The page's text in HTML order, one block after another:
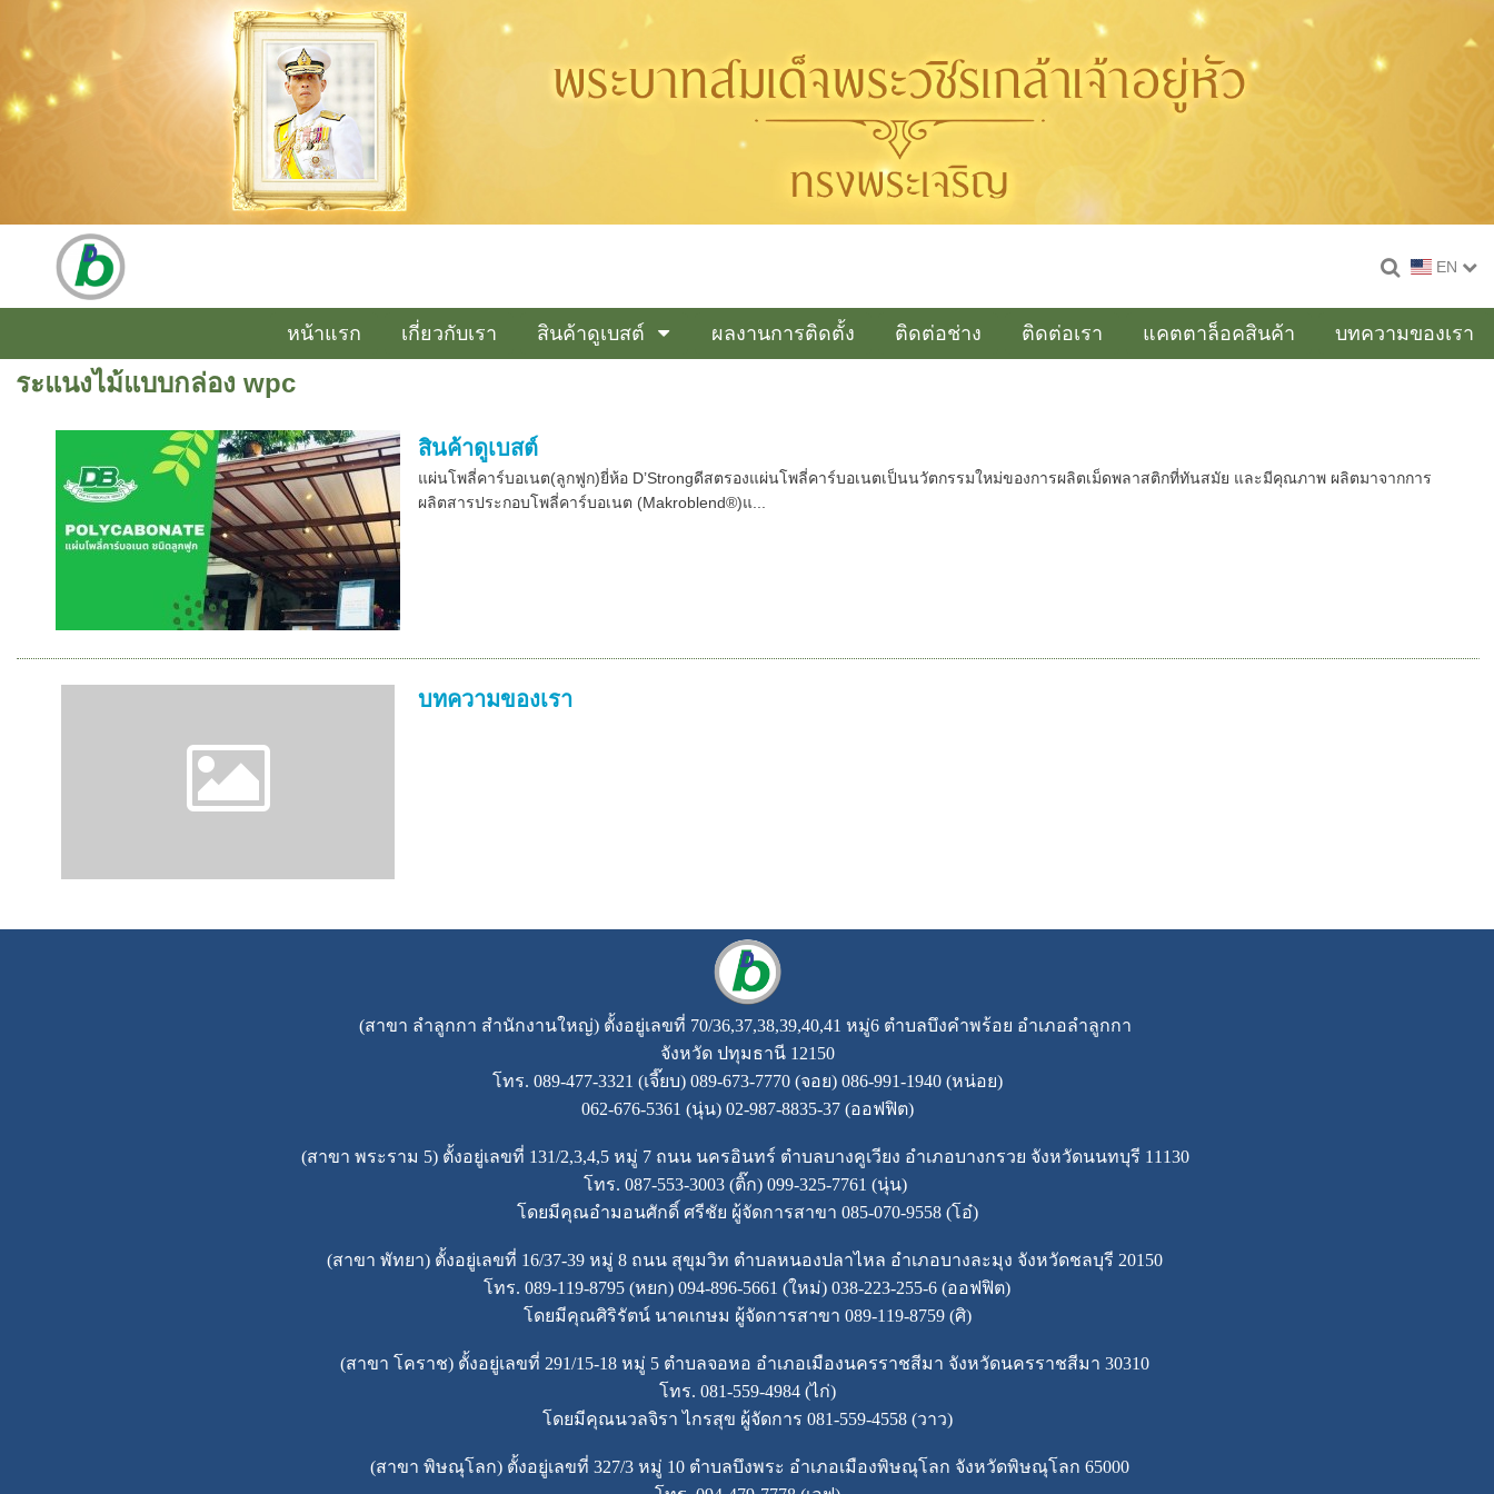
EN
หน้าแรก เกี่ยวกับเรา สินค้าดูเบสต์ ผลงานการติดตั้ง ติดต่อช่าง ติดต่อเรา แคตตาล็อคสินค้า บทความของเรา
ระแนงไม้แบบกล่อง wpc
สินค้าดูเบสต์
แผ่นโพลี่คาร์บอเนต(ลูกฟูก)ยี่ห้อ D’Strongดีสตรองแผ่นโพลี่คาร์บอเนตเป็นนวัตกรรมใหม่ของการผลิตเม็ดพลาสติกที่ทันสมัย และมีคุณภาพ ผลิตมาจากการ
ผลิตสารประกอบโพลี่คาร์บอเนต (Makroblend®)แ...
บทความของเรา
(สาขา ลำลูกกา สำนักงานใหญ่) ตั้งอยู่เลขที่ 70/36,37,38,39,40,41 หมู่6 ตำบลบึงคำพร้อย อำเภอลำลูกกา
จังหวัด ปทุมธานี 12150
โทร. 089-477-3321 (เจี๊ยบ) 089-673-7770 (จอย) 086-991-1940 (หน่อย)
062-676-5361 (นุ่น) 02-987-8835-37 (ออฟฟิต)
(สาขา พระราม 5) ตั้งอยู่เลขที่ 131/2,3,4,5 หมู่ 7 ถนน นครอินทร์ ตำบลบางคูเวียง อำเภอบางกรวย จังหวัดนนทบุรี 11130
โทร. 087-553-3003 (ติ๊ก) 099-325-7761 (นุ่น)
โดยมีคุณอำมอนศักดิ์ ศรีชัย ผู้จัดการสาขา 085-070-9558 (โอ๋)
(สาขา พัทยา) ตั้งอยู่เลขที่ 16/37-39 หมู่ 8 ถนน สุขุมวิท ตำบลหนองปลาไหล อำเภอบางละมุง จังหวัดชลบุรี 20150
โทร. 089-119-8795 (หยก) 094-896-5661 (ใหม่) 038-223-255-6 (ออฟฟิต)
โดยมีคุณศิริรัตน์ นาคเกษม ผู้จัดการสาขา 089-119-8759 (ศิ)
(สาขา โคราช) ตั้งอยู่เลขที่ 291/15-18 หมู่ 5 ตำบลจอหอ อำเภอเมืองนครราชสีมา จังหวัดนครราชสีมา 30310
โทร. 081-559-4984 (ไก่)
โดยมีคุณนวลจิรา ไกรสุข ผู้จัดการ 081-559-4558 (วาว)
(สาขา พิษณุโลก) ตั้งอยู่เลขที่ 327/3 หมู่ 10 ตำบลบึงพระ อำเภอเมืองพิษณุโลก จังหวัดพิษณุโลก 65000